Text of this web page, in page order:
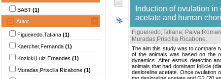
BABT (1)
Autor
Figueiredo,Tatiana (1)
Kaercher,Fernanda (1)
Kozicki,Luiz Ernandes (1)
Muradas,Priscilla Ricabone (1)
Induction of ovulation
acetate and human
Figueiredo,Tatiana; Paiva,Roman
Muradas,Priscilla Ricabone.
The aim this study was to compare
of the animals was based on the
dynamics. After estrus detection
animals that had dominant follicle
desloreline acetate. Once ovulation